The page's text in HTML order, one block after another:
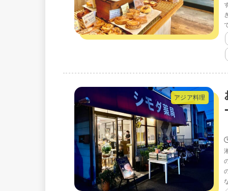
アジア料理